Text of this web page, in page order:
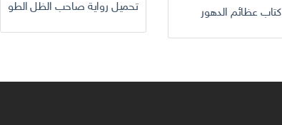
كتاب عظائم الدهور تحميل رواية صاحب الظل الطويل pdf كامل